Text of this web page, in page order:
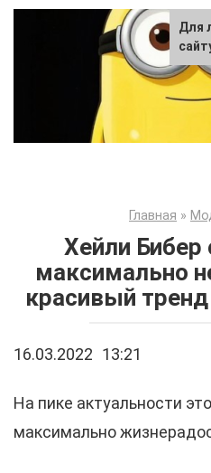
Перейти
Главная »
Хейли Бибер
максимально
красивый
16.03.2022 13:21
На пике актуальности
максимально
Для